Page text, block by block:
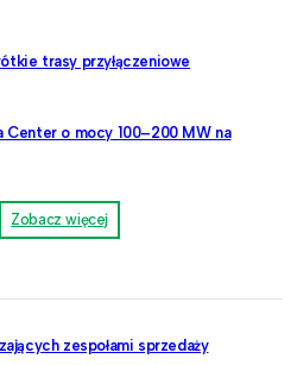
trasy przyłączeniowe
Center o mocy 100–200 MW na
Zobacz więcej
zespołami sprzedaży